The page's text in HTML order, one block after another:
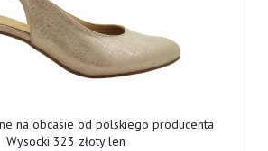
na obcasie od polskiego producenta
Wysocki 323 złoty len